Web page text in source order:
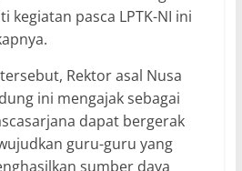
kegiatan pasca LPTK-NI ini
Rektor asal Nusa
ini mengajak sebagai
dapat bergerak
guru-guru yang
sumber daya